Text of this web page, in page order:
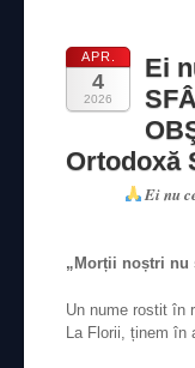
APR.
4
2026
Ei
Ortodoxă
Ei nu
„Morții noștri nu
Un nume rostit în
La Florii, ținem în